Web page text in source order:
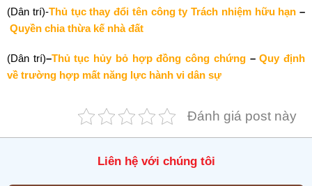
(Dân trí)-Thủ tục thay đổi tên công ty Trách nhiệm hữu hạn –
Quyền chia thừa kế nhà đất
(Dân trí)–Thủ tục hủy bỏ hợp đồng công chứng–Quy định
về trường hợp mất năng lực hành vi dân sự
Đánh giá post này
Liên hệ với chúng tôi